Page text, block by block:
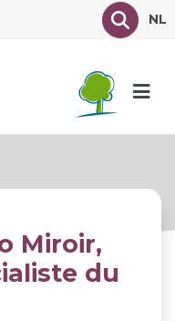
TexteNL
Miroir,
du